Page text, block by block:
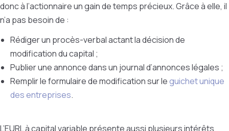
donc à l’actionnaire un gain de temps précieux. Grâce à elle, il
n’a pas besoin de :
Rédiger un procès-verbal actant la décision de
modification du capital ;
Publier uneannonce dans un journal d’annonces légales ;
Remplir le formulaire de modification sur leguichet unique
des entreprises.
L’EURL à capital variable présente aussi plusieurs intérêts